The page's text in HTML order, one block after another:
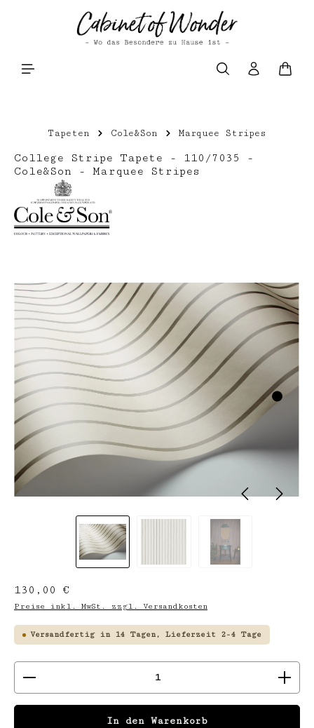
Zum Hauptinhalt springen
Tapeten Cole&Son Marquee Stripes
College Stripe Tapete - 110/7035 -
Cole&Son - Marquee Stripes
Regulärer Preis:
130,00 €
Preise inkl. MwSt. zzgl. Versandkosten
Versandfertig in 14 Tagen, Lieferzeit 2-4 Tage
Produkt Anzahl: Gib den gewünschten
In den Warenkorb